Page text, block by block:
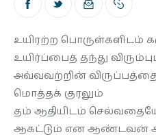
ஆசிரியர் பக்கம்
தொடர்புக்கு
உயிரற்ற
உயிர்ப்பைத் தந்து
அவ்வவற்றின்
மொத்தக் குரலும்
தம் ஆதியிடம்
ஆகட்டும் என ஆண்டவன்